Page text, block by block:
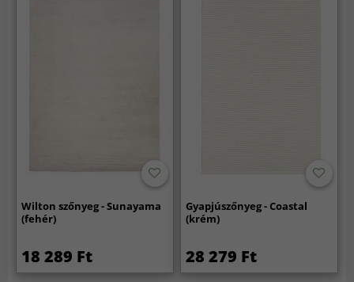
Wilton szőnyeg - Sunayama
(fehér)
18 289 Ft
Gyapjúszőnyeg - Coastal
(krém)
28 279 Ft